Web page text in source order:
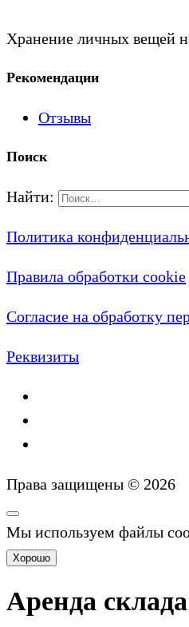
Хранение личных вещей
Рекомендации
Отзывы
Поиск
Найти:
Политика
Правила обработки cookie
Согласие на обработку
Реквизиты
Права защищены © 2026
Мы используем файлы
Хорошо
Аренда